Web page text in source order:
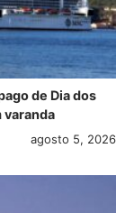
de Dia dos
varanda
agosto 5, 2026